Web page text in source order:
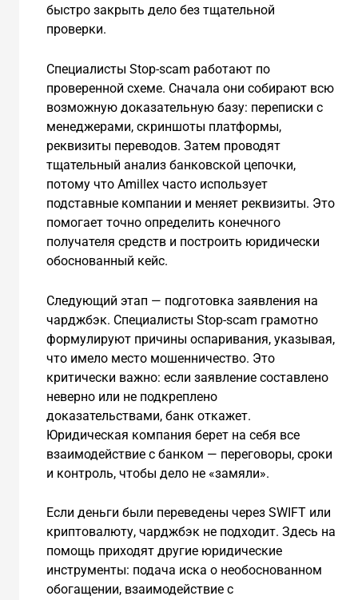
быстро закрыть дело без тщательной
проверки.
Специалисты Stop-scam работают по
проверенной схеме. Сначала они собирают всю
возможную доказательную базу: переписки с
менеджерами, скриншоты платформы,
реквизиты переводов. Затем проводят
тщательный анализ банковской цепочки,
потому что Amillex часто использует
подставные компании и меняет реквизиты. Это
помогает точно определить конечного
получателя средств и построить юридически
обоснованный кейс.
Следующий этап — подготовка заявления на
чарджбэк. Специалисты Stop-scam грамотно
формулируют причины оспаривания, указывая,
что имело место мошенничество. Это
критически важно: если заявление составлено
неверно или не подкреплено
доказательствами, банк откажет.
Юридическая компания берет на себя все
взаимодействие с банком — переговоры, сроки
и контроль, чтобы дело не «замяли».
Если деньги были переведены через SWIFT или
криптовалюту, чарджбэк не подходит. Здесь на
помощь приходят другие юридические
инструменты: подача иска о необоснованном
обогащении, взаимодействие с